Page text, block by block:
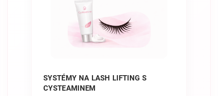
SYSTÉMY NA LASH LIFTING S
CYSTEAMINEM